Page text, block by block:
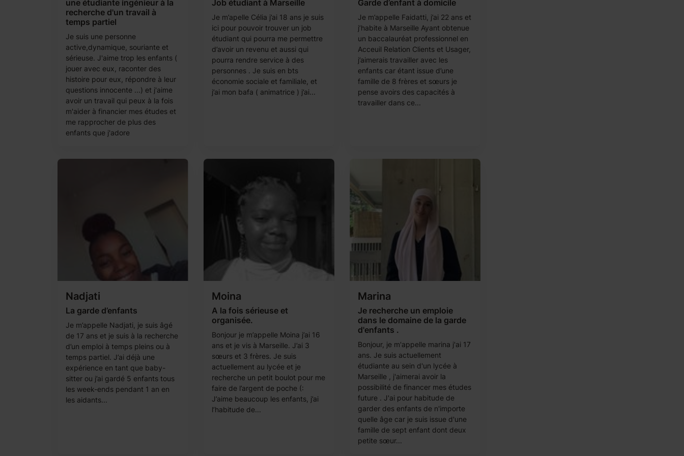
une étudiante ingénieur à la
recherche d'un travail à
temps partiel
Je suis une personne
active,dynamique, souriante et
sérieuse. J'aime trop les enfants (
jouer avec eux, raconter des
histoire pour eux, répondre à leur
questions innocente ...) et j'aime
avoir un travail qui peux à la fois
m'aider à financier mes études et
me rapprocher de plus des
enfants que j'adore
Job étudiant à Marseille
Je m’apelle Célia j’ai 18 ans je suis
ici pour pouvoir trouver un job
étudiant qui pourra me permettre
d’avoir un revenu et aussi qui
pourra rendre service à des
personnes . Je suis en bts
économie sociale et familiale, et
j’ai mon bafa ( animatrice ) j’ai...
Garde d’enfant à domicile
Je m’appelle Faidatti, j’ai 22 ans et
j’habite à Marseille Ayant obtenue
un baccalauréat professionnel en
Acceuil Relation Clients et Usager,
j’aimerais travailler avec les
enfants car étant issue d’une
famille de 8 frères et sœurs je
pense avoirs des capacités à
travailler dans ce...
Nadjati
La garde d’enfants
Je m’appelle Nadjati, je suis âgé
de 17 ans et je suis à la recherche
d’un emploi à temps pleins ou à
temps partiel. J’ai déjà une
expérience en tant que baby-
sitter ou j’ai gardé 5 enfants tous
les week-ends pendant 1 an en
les aidants...
Moina
A la fois sérieuse et
organisée.
Bonjour je m’appelle Moina j’ai 16
ans et je vis à Marseille. J’ai 3
sœurs et 3 frères. Je suis
actuellement au lycée et je
recherche un petit boulot pour me
faire de l’argent de poche (:
J’aime beaucoup les enfants, j’ai
l’habitude de...
Marina
Je recherche un emploie
dans le domaine de la garde
d'enfants .
Bonjour, je m'appelle marina j'ai 17
ans. Je suis actuellement
étudiante au sein d'un lycée à
Marseille , j'aimerai avoir la
possibilité de financer mes études
future . J'ai pour habitude de
garder des enfants de n'importe
quelle âge car je suis issue d'une
famille de sept enfant dont deux
petite sœur...